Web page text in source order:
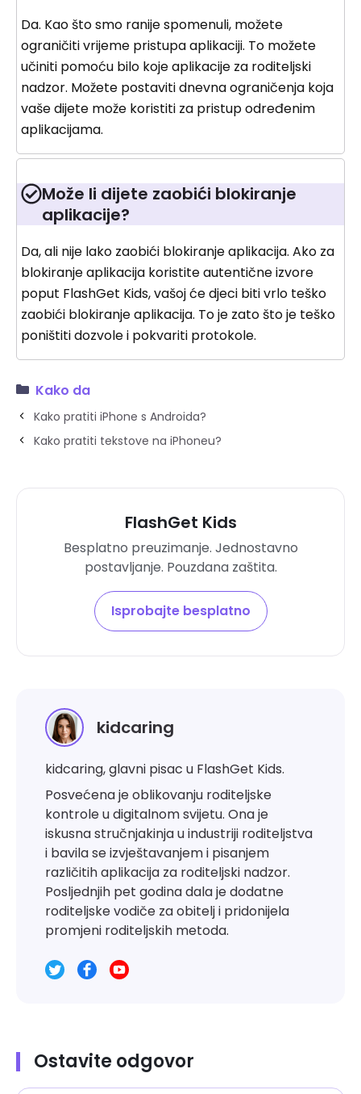
Da. Kao što smo ranije spomenuli, možete
ograničiti vrijeme pristupa aplikaciji. To možete
učiniti pomoću bilo koje aplikacije za roditeljski
nadzor. Možete postaviti dnevna ograničenja koja
vaše dijete može koristiti za pristup određenim
aplikacijama.
Može li dijete zaobići blokiranje
aplikacije?
Da, ali nije lako zaobići blokiranje aplikacija. Ako za
blokiranje aplikacija koristite autentične izvore
poput FlashGet Kids, vašoj će djeci biti vrlo teško
zaobići blokiranje aplikacija. To je zato što je teško
poništiti dozvole i pokvariti protokole.
Kako da
Kako pratiti iPhone s Androida?
Kako pratiti tekstove na iPhoneu?
FlashGet Kids
Besplatno preuzimanje. Jednostavno
postavljanje. Pouzdana zaštita.
Isprobajte besplatno
kidcaring
kidcaring, glavni pisac u FlashGet Kids.
Posvećena je oblikovanju roditeljske
kontrole u digitalnom svijetu. Ona je
iskusna stručnjakinja u industriji roditeljstva
i bavila se izvještavanjem i pisanjem
različitih aplikacija za roditeljski nadzor.
Posljednjih pet godina dala je dodatne
roditeljske vodiče za obitelj i pridonijela
promjeni roditeljskih metoda.
Ostavite odgovor